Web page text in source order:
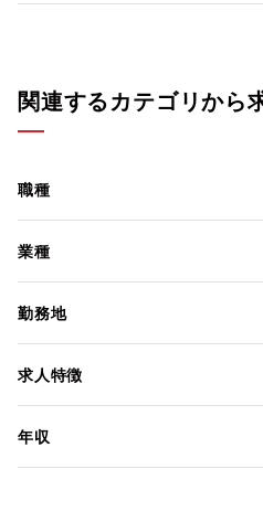
関連するカテゴリから
職種
業種
勤務地
求人特徴
年収